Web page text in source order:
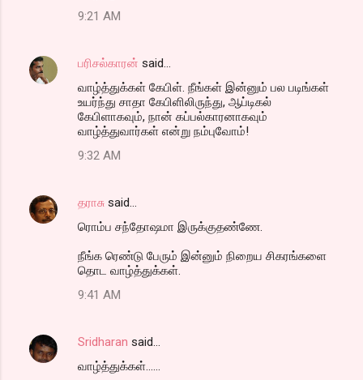
9:21 AM
பரிசல்காரன் said…
வாழ்த்துக்கள் கேபிள். நீங்கள் இன்னும் பல படிங்கள்
உயர்ந்து சாதா கேபிளிலிருந்து, ஆப்டிகல்
கேபிளாகவும், நான் கப்பல்காரனாகவும்
வாழ்த்துவார்கள் என்று நம்புவோம்!
9:32 AM
தராசு said…
ரொம்ப சந்தோஷமா இருக்குதண்ணே.
நீங்க ரெண்டு பேரும் இன்னும் நிறைய சிகரங்களை
தொட வாழ்த்துக்கள்.
9:41 AM
Sridharan said…
வாழ்த்துக்கள்......